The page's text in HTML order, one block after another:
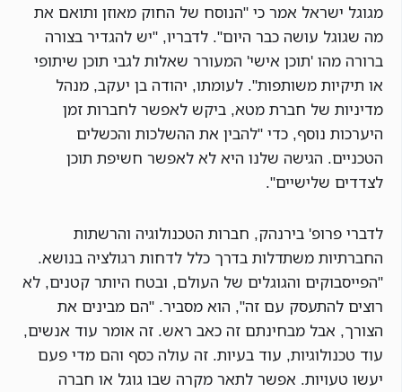
מגוגל ישראל אמר כי "הנוסח של החוק מאוזן ותואם את
מה שגוגל עושה כבר היום". לדבריו, "יש להגדיר בצורה
ברורה מהו 'תוכן אישי' המעורר שאלות לגבי תוכן שיתופי
או תיקיות משותפות". לעומתו, יהודה בן יעקב, מנהל
מדיניות של חברת מטא, ביקש לאפשר לחברות זמן
היערכות נוסף, כדי "להבין את ההשלכות והכשלים
הטכניים. הגישה שלנו היא לא לאפשר חשיפת תוכן
לצדדים שלישיים".
לדברי פרופ' בירנהק, חברות הטכנולוגיה והרשתות
החברתיות משתדלות בדרך כלל לדחות רגולציה בנושא.
"הפייסבוקים והגוגלים של העולם, ובטח היותר קטנים, לא
רוצים להתעסק עם זה", הוא מסביר. "הם מבינים את
הצורך, אבל מבחינתם זה כאב ראש. זה אומר עוד אנשים,
עוד טכנולוגיות, עוד בעיות. זה עולה כסף והם מדי פעם
יעשו טעויות. אפשר לתאר מקרה שבו גוגל או חברה